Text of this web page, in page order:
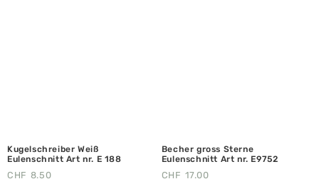
Kugelschreiber Weiß
Eulenschnitt Art nr. E 188
CHF 8.50
Becher gross Sterne
Eulenschnitt Art nr. E9752
CHF 17.00